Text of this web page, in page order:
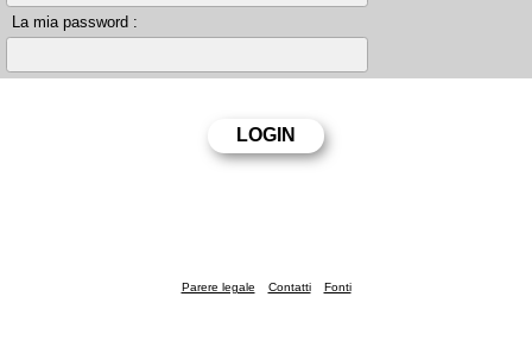
La mia password :
Parere legale Contatti Fonti